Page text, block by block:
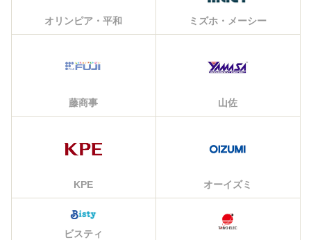
オリンピア・平和 ミズホ・メーシー
藤商事 山佐
KPE オーイズミ
ビスティ